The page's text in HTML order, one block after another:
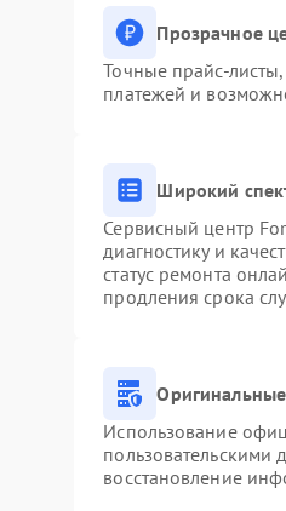
Прозрачное
Точные прайс-
платежей и
Широкий
Сервисный центр
диагностику и
статус ремонта
продления срока
Использование
восстановление